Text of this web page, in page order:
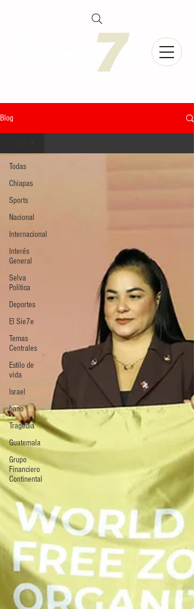
Blog
Todas
Chiapas
Sports
Nacional
Internacional
Interés
General
Selva
Política
Deportes
El Sie7e
Temas
Centrales
Estilo de
vida
Israel
bano
Tragedia
Guatemala
Grupo
Financiero
Continental